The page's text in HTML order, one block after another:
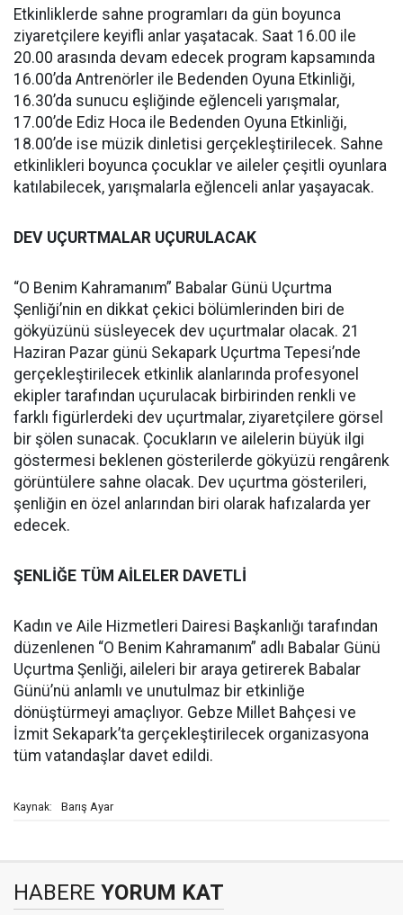
Etkinliklerde sahne programları da gün boyunca
ziyaretçilere keyifli anlar yaşatacak. Saat 16.00 ile
20.00 arasında devam edecek program kapsamında
16.00’da Antrenörler ile Bedenden Oyuna Etkinliği,
16.30’da sunucu eşliğinde eğlenceli yarışmalar,
17.00’de Ediz Hoca ile Bedenden Oyuna Etkinliği,
18.00’de ise müzik dinletisi gerçekleştirilecek. Sahne
etkinlikleri boyunca çocuklar ve aileler çeşitli oyunlara
katılabilecek, yarışmalarla eğlenceli anlar yaşayacak.
DEV UÇURTMALAR UÇURULACAK
“O Benim Kahramanım” Babalar Günü Uçurtma
Şenliği’nin en dikkat çekici bölümlerinden biri de
gökyüzünü süsleyecek dev uçurtmalar olacak. 21
Haziran Pazar günü Sekapark Uçurtma Tepesi’nde
gerçekleştirilecek etkinlik alanlarında profesyonel
ekipler tarafından uçurulacak birbirinden renkli ve
farklı figürlerdeki dev uçurtmalar, ziyaretçilere görsel
bir şölen sunacak. Çocukların ve ailelerin büyük ilgi
göstermesi beklenen gösterilerde gökyüzü rengârenk
görüntülere sahne olacak. Dev uçurtma gösterileri,
şenliğin en özel anlarından biri olarak hafızalarda yer
edecek.
ŞENLİĞE TÜM AİLELER DAVETLİ
Kadın ve Aile Hizmetleri Dairesi Başkanlığı tarafından
düzenlenen “O Benim Kahramanım” adlı Babalar Günü
Uçurtma Şenliği, aileleri bir araya getirerek Babalar
Günü’nü anlamlı ve unutulmaz bir etkinliğe
dönüştürmeyi amaçlıyor. Gebze Millet Bahçesi ve
İzmit Sekapark’ta gerçekleştirilecek organizasyona
tüm vatandaşlar davet edildi.
Kaynak: Barış Ayar
HABERE YORUM KAT